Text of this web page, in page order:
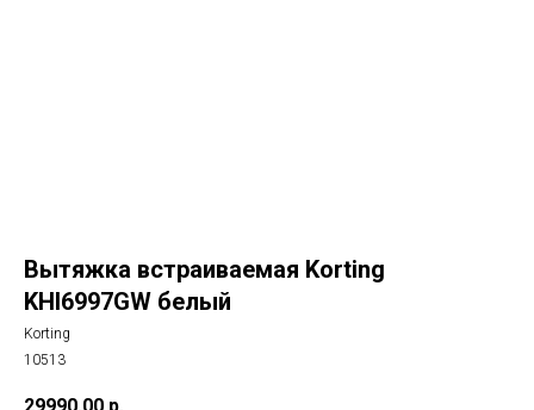
Вытяжка встраиваемая Korting
KHI6997GW белый
Korting
10513